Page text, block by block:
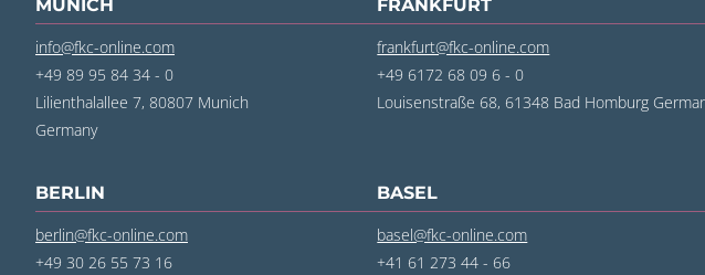
MUNICH
info@fkc-online.com
+49 89 95 84 34 - 0
Lilienthalallee 7, 80807 Munich
Germany
FRANKFURT
frankfurt@fkc-online.com
+49 6172 68 09 6 - 0
Louisenstraße 68, 61348 Bad Homburg
BERLIN
berlin@fkc-online.com
+49 30 26 55 73 16
BASEL
basel@fkc-online.com
+41 61 273 44 - 66